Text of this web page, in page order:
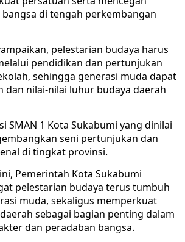
di tengah perkembangan
pelestarian budaya harus
pendidikan dan pertunjukan
sehingga generasi muda dapat
dan nilai-nilai luhur budaya daerah
SMAN 1 Kota Sukabumi yang dinilai
seni pertunjukan dan
di tingkat provinsi.
Pemerintah Kota Sukabumi
pelestarian budaya terus tumbuh
muda, sekaligus memperkuat
sebagai bagian penting dalam
dan peradaban bangsa.